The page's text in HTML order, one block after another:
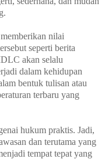
nilai
seperti berita
akan selalu
dalam kehidupan
bentuk tulisan atau
terbaru yang
hukum praktis. Jadi,
dan terutama yang
tempat tepat yang